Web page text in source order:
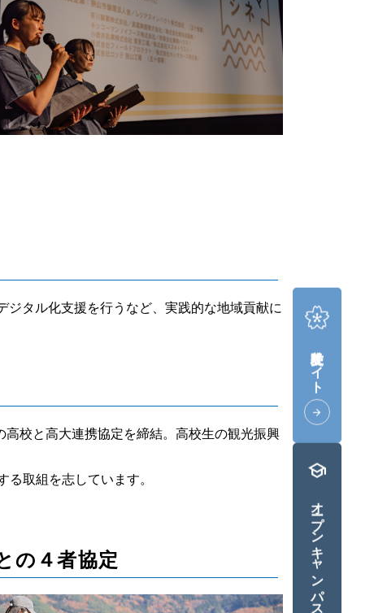
受験生サイト
arrow_forward
school
オープンキャンパス
タル化支援を行うなど、実践的な地域貢献に
校と高大連携協定を締結。高校生の観光振興
取組を志しています。
の４者協定